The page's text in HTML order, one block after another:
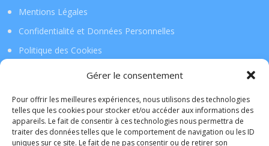
Gérer le consentement
Pour offrir les meilleures expériences, nous utilisons des technologies
telles que les cookies pour stocker et/ou accéder aux informations des
appareils. Le fait de consentir à ces technologies nous permettra de
traiter des données telles que le comportement de navigation ou les ID
uniques sur ce site. Le fait de ne pas consentir ou de retirer son
Mentions Légales
Confidentialité et Données Personnelles
Politique des Cookies
Téléchargez l’application !
La Tribu de Lille